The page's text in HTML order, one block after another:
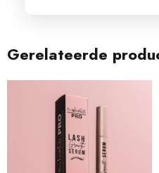
Gerelateerde